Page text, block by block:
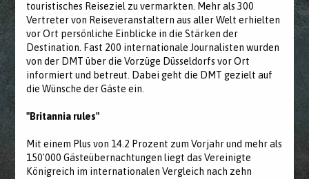
touristisches Reiseziel zu vermarkten. Mehr als 300
Vertreter von Reiseveranstaltern aus aller Welt erhielten
vor Ort persönliche Einblicke in die Stärken der
Destination. Fast 200 internationale Journalisten wurden
von der DMT über die Vorzüge Düsseldorfs vor Ort
informiert und betreut. Dabei geht die DMT gezielt auf
die Wünsche der Gäste ein.
"Britannia rules"
Mit einem Plus von 14.2 Prozent zum Vorjahr und mehr als
150'000 Gästeübernachtungen liegt das Vereinigte
Königreich im internationalen Vergleich nach zehn